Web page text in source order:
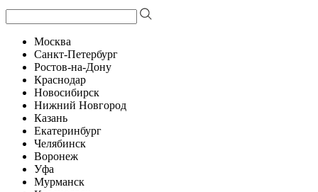
Москва
Санкт-Петербург
Ростов-на-Дону
Краснодар
Новосибирск
Нижний Новгород
Казань
Екатеринбург
Челябинск
Воронеж
Уфа
Мурманск